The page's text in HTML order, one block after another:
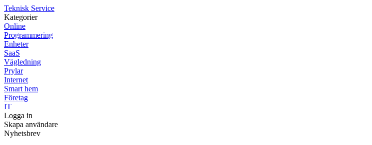
Teknisk Service
Kategorier
Online
Programmering
Enheter
SaaS
Vägledning
Prylar
Internet
Smart hem
Företag
IT
Logga in
Skapa användare
Nyhetsbrev